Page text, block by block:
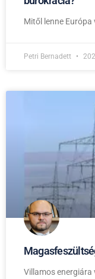
Mitől lenne
Petri Bernadett
Villamos energiára